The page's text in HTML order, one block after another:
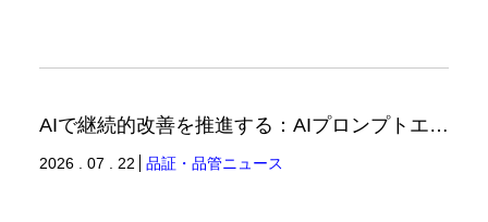
AIで継続的改善を推進する：AIプロンプトエンジニアリングへの品質思考の適用-2（品証品管ニュース）
2026 . 07 . 22 品証・品管ニュース